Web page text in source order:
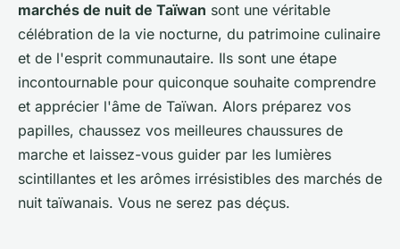
marchés de nuit de Taïwan sont une véritable
célébration de la vie nocturne, du patrimoine culinaire
et de l'esprit communautaire. Ils sont une étape
incontournable pour quiconque souhaite comprendre
et apprécier l'âme de Taïwan. Alors préparez vos
papilles, chaussez vos meilleures chaussures de
marche et laissez-vous guider par les lumières
scintillantes et les arômes irrésistibles des marchés de
nuit taïwanais. Vous ne serez pas déçus.